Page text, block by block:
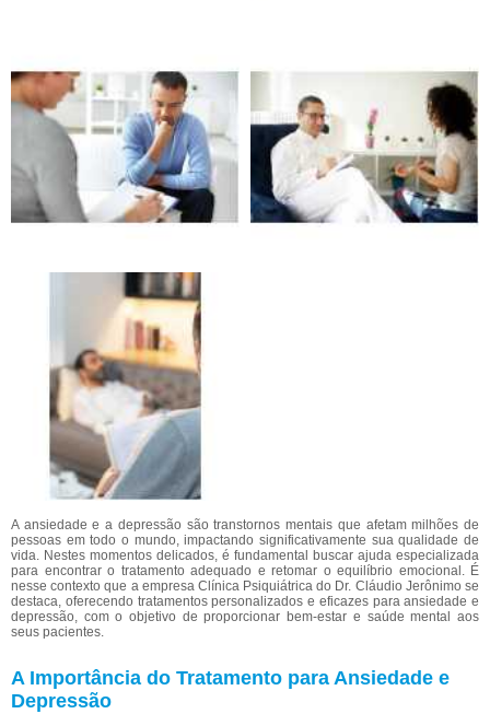
A ansiedade e a depressão são transtornos mentais que afetam milhões de
pessoas em todo o mundo, impactando significativamente sua qualidade de
vida. Nestes momentos delicados, é fundamental buscar ajuda especializada
para encontrar o tratamento adequado e retomar o equilíbrio emocional. É
nesse contexto que a empresa Clínica Psiquiátrica do Dr. Cláudio Jerônimo se
destaca, oferecendo tratamentos personalizados e eficazes para ansiedade e
depressão, com o objetivo de proporcionar bem-estar e saúde mental aos
seus pacientes.
A Importância do Tratamento para Ansiedade e
Depressão